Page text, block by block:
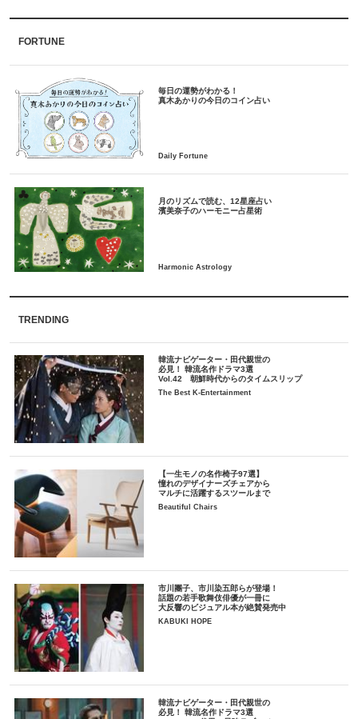
FORTUNE
毎日の運勢がわかる！
月のリズムで読む、12星座占い
TRENDING
韓流ナビゲーター・田代親世の
必見！ 韓流名作ドラマ3選
Vol.42 朝鮮時代からのタイムスリップ
The Best K-Entertainment
【一生モノの名作椅子97選】
憧れのデザイナーズチェアから
マルチに活躍するスツールまで
Beautiful Chairs
市川團子、市川染五郎らが登場！
話題の若手歌舞伎俳優が一冊に
大反響のビジュアル本が絶賛発売中
KABUKI HOPE
韓流ナビゲーター・田代親世の
必見！ 韓流名作ドラマ3選